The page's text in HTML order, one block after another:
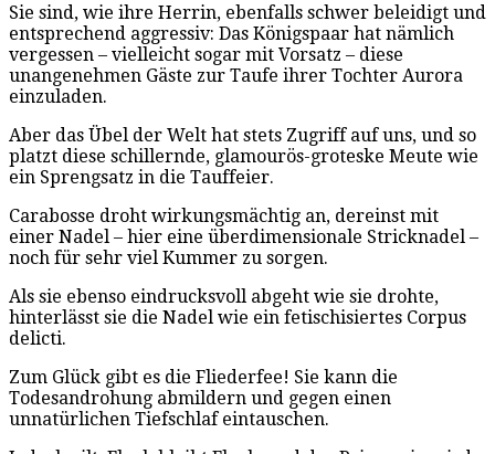
Sie sind, wie ihre Herrin, ebenfalls schwer beleidigt und
entsprechend aggressiv: Das Königspaar hat nämlich
vergessen – vielleicht sogar mit Vorsatz – diese
unangenehmen Gäste zur Taufe ihrer Tochter Aurora
einzuladen.
Aber das Übel der Welt hat stets Zugriff auf uns, und so
platzt diese schillernde, glamourös-groteske Meute wie
ein Sprengsatz in die Tauffeier.
Carabosse droht wirkungsmächtig an, dereinst mit
einer Nadel – hier eine überdimensionale Stricknadel –
noch für sehr viel Kummer zu sorgen.
Als sie ebenso eindrucksvoll abgeht wie sie drohte,
hinterlässt sie die Nadel wie ein fetischisiertes Corpus
delicti.
Zum Glück gibt es die Fliederfee! Sie kann die
Todesandrohung abmildern und gegen einen
unnatürlichen Tiefschlaf eintauschen.